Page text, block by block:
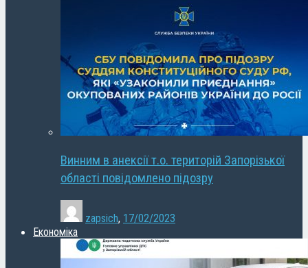
Винним в анексії т.о. територій Запорізької
області повідомлено підозру
zapsich, 17/02/2023
Економіка